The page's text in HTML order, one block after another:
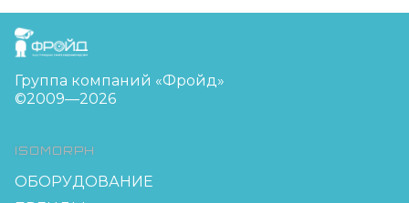
FreudGroup
Группа компаний «Фройд»
©2009—2026
ISOMORPH
ОБОРУДОВАНИЕ